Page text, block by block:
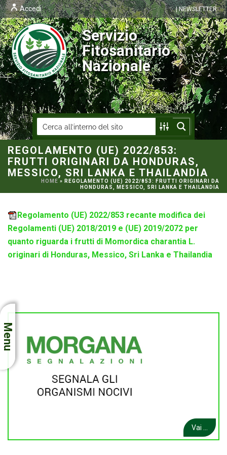
| NEWSLETTER
Accedi
Servizio
Fitosanitario
Nazionale
REGOLAMENTO (UE) 2022/853:
FRUTTI ORIGINARI DA HONDURAS,
MESSICO, SRI LANKA E THAILANDIA
HOME » REGOLAMENTO (UE) 2022/853: FRUTTI ORIGINARI DA
HONDURAS, MESSICO, SRI LANKA E THAILANDIA
Menu
Regolamento (UE) 2022/853 recante modifica dei
Regolamenti (UE) 2018/2019 e (UE) 2019/2072 per
quanto riguarda i frutti di Momordica charantia L.
originari di Honduras, Messico, Sri Lanka e Thailandia
Vai ...